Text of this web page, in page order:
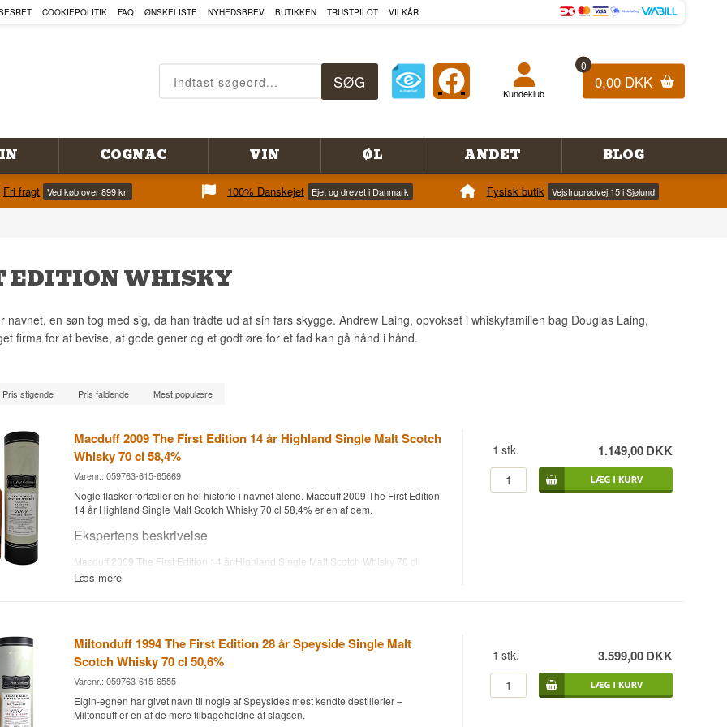
COOKIEPOLITIK FAQ ØNSKELISTE NYHEDSBREV BUTIKKEN TRUSTPILOT VILKÅR
0
0,00 DKK
Kundeklub
COGNAC VIN ØL ANDET BLOG
Fri fragt Ved køb over 899 kr. 100% Danskejet Ejet og drevet i Danmark Fysisk butik Vejstruprødvej 15 i Sjølund
EDITION WHISKY
navnet, en søn tog med sig, da han trådte ud af sin fars skygge. Andrew Laing, opvokset i whiskyfamilien bag Douglas Laing,
firma for at bevise, at gode gener og et godt øre for et fad kan gå hånd i hånd.
Pris stigende Pris faldende Mest populære
Macduff 2009 The First Edition 14 år Highland Single Malt Scotch
Whisky 70 cl 58,4%
Varenr.: 059763-615-65669
Nogle flasker fortæller en hel historie i navnet alene. Macduff 2009 The First Edition
14 år Highland Single Malt Scotch Whisky 70 cl 58,4% er en af dem.
Ekspertens beskrivelse
Macduff 2009 The First Edition 14 år Highland Single Malt Scotch Whisky 70 cl
58,4% er en Highland Single Malt Scotch Whisky, lagret på oloroso butt, og aftappet
Den er destilleret 2009.
Smagsnoter
Næse
Læs mere
1 stk. 1.149,00DKK
Miltonduff 1994 The First Edition 28 år Speyside Single Malt
Scotch Whisky 70 cl 50,6%
Varenr.: 059763-615-6555
Elgin-egnen har givet navn til nogle af Speysides mest kendte destillerier –
Miltonduff er en af de mere tilbageholdne af slagsen.
1 stk. 3.599,00DKK